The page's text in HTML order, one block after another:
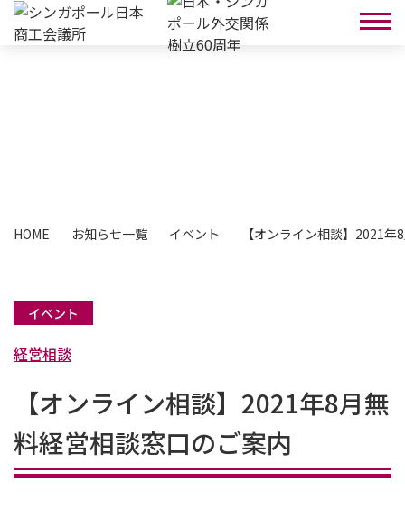
HOME お知らせ一覧 イベント 【オンライン相談】2021
イベント
経営相談
【オンライン相談】2021年8月無
料経営相談窓口のご案内